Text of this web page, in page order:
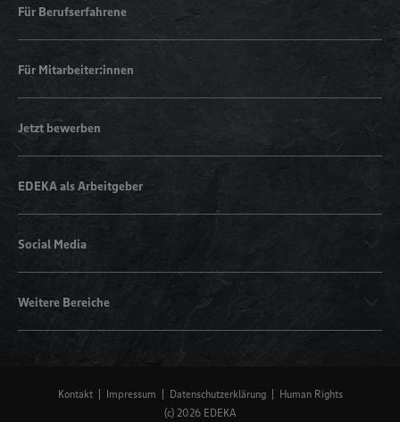
Für Berufserfahrene
Für Mitarbeiter:innen
Jetzt bewerben
EDEKA als Arbeitgeber
Social Media
Weitere Bereiche
Kontakt Impressum Datenschutzerklärung
Human Rights
(c) 2026 EDEKA